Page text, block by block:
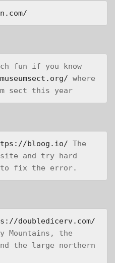
where
sect this year
bloog.io/ The
and try hard
to fix the error.
doubledicerv.com/
Mountains, the
the large northern